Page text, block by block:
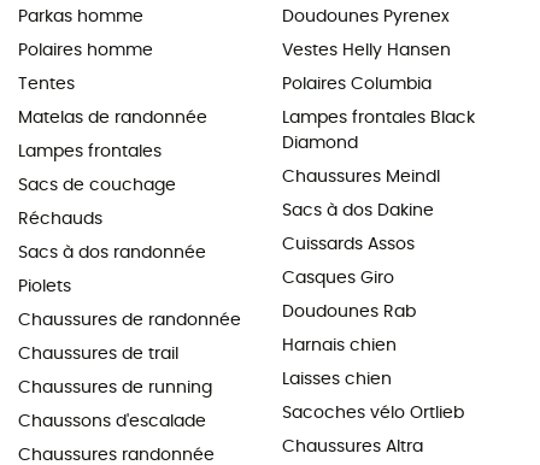
Parkas homme
Polaires homme
Tentes
Matelas de randonnée
Lampes frontales
Sacs de couchage
Réchauds
Sacs à dos randonnée
Piolets
Chaussures de randonnée
Chaussures de trail
Chaussures de running
Chaussons d'escalade
Chaussures randonnée
Doudounes Pyrenex
Vestes Helly Hansen
Polaires Columbia
Lampes frontales Black
Diamond
Chaussures Meindl
Sacs à dos Dakine
Cuissards Assos
Casques Giro
Doudounes Rab
Harnais chien
Laisses chien
Sacoches vélo Ortlieb
Chaussures Altra